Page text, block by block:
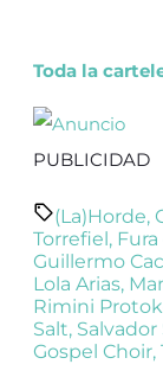
Toda la
PUBLICIDAD
(La)Horde,
Torrefiel,
Guillermo
Lola Arias,
Rimini
Salt,
Gospel Choir,